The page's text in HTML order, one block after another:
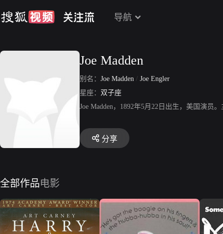
导航
Joe Madden
别名： Joe Madden / Joe Engler
星座： 双子座
Joe Madden，1892年5月22日出生，美国演员
分享
全部作品电影